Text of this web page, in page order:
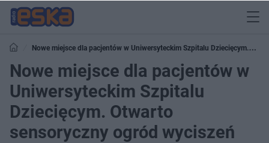
Nowe miejsce dla pacjentów w Uniwersyteckim Szpitalu Dziecięcym.
Otwarto sensoryczny ogród wyciszeń
Nowe miejsce dla pacjentów w
Uniwersyteckim Szpitalu
Dziecięcym. Otwarto
sensoryczny ogród wyciszeń